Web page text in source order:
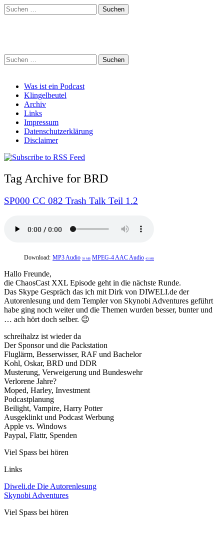
Suchen
nach:
Suchen
nach:
Main
menu
Skip
content
Was ist ein Podcast
Klingelbeutel
Archiv
Links
Impressum
Datenschutzerklärung
Disclaimer
Tag Archive for BRD
SP000 CC 082 Trash Talk Teil 1.2
Download: MP3 Audio 59 MB MPEG-4 AAC Audio 43 MB
Hallo Freunde,
die ChaosCast XXL Episode geht in die nächste Runde.
Das Skype Gespräch das ich mit Dirk von DIWELI.de der
Autorenlesung und dem Templer von Skynobi Adventures geführt
habe ging noch weiter und die Themen wurden besser, bunter und
… ach hört doch selber. 😉
schreihalzz ist wieder da
Der Sponsor und die Packstation
Fluglärm, Besserwisser, RAF und Bachelor
Kohl, Oskar, BRD und DDR
Musterung, Verweigerung und Bundeswehr
Verlorene Jahre?
Moped, Harley, Investment
Podcastplanung
Beilight, Vampire, Harry Potter
Ausgeklinkt und Podcast Werbung
Apple vs. Windows
Paypal, Flattr, Spenden
Viel Spass bei hören
Links
Diweli.de Die Autorenlesung
Skynobi Adventures
Viel Spass bei hören